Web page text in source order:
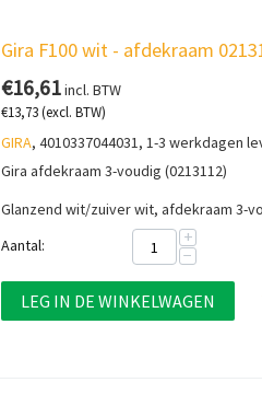
Gira F100 wit - afdekraam
€16,61incl. BTW
€13,73(excl. BTW)
GIRA, 4010337044031, 1-3 werkdagen
Gira afdekraam 3-voudig (0213112)
Glanzend wit/zuiver wit, afdekraam 3-
Aantal:
+
−
LEG IN DE WINKELWAGEN